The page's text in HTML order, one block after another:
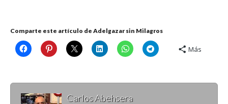
Comparte este artículo de Adelgazar sin Milagros
Más
Carlos Abehsera